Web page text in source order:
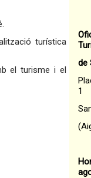
turística
el turisme i el
de
1